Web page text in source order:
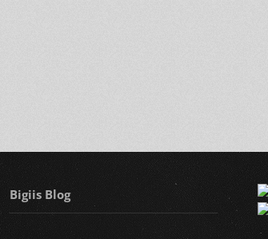
Bigiis Blog